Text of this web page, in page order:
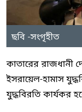
ছবি -সংগৃহীত
কাতারের
ইসরায়েল-হামাস
যুদ্ধবিরতি কার্যকর